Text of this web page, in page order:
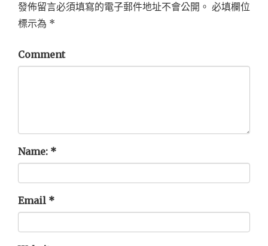
發佈留言必須填寫的電子郵件地址不會公開。 必填欄位
標示為 *
Comment
Name: *
Email *